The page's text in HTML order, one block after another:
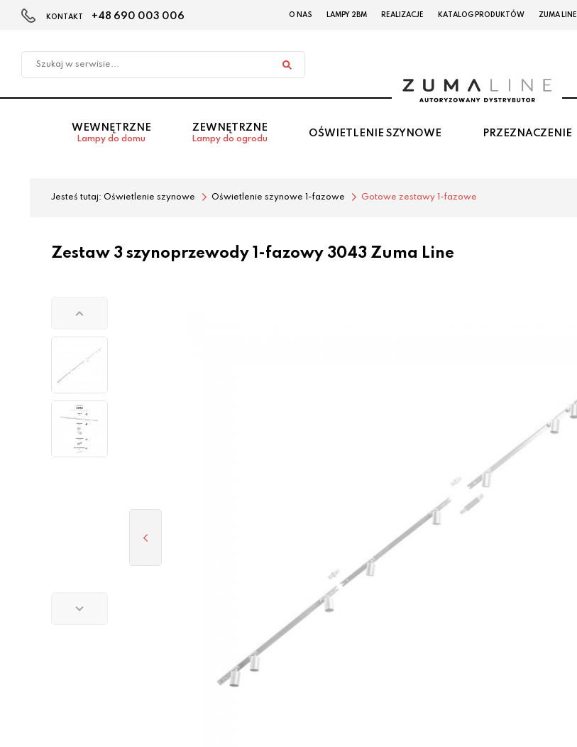
w
KONTAKT +48 690 003 006 O NAS LAMPY 2BM REALIZACJE KATALOG PRODUKTÓW ZUMA LINE
WEWNĘTRZNE
Lampy do domu
ZEWNĘTRZNE
Lampy do ogrodu
OŚWIETLENIE SZYNOWE PRZEZNACZENIE
Jesteś tutaj: Oświetlenie szynowe Oświetlenie szynowe 1-fazowe Gotowe zestawy 1-fazowe
Zestaw 3 szynoprzewody 1-fazowy 3043 Zuma Line